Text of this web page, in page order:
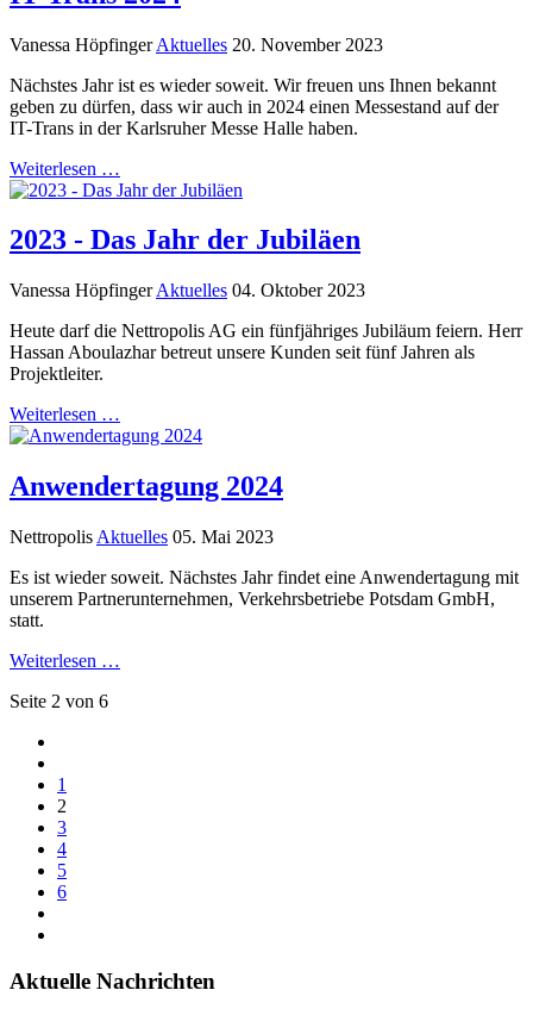
Vanessa Höpfinger Aktuelles 20. November 2023
Nächstes Jahr ist es wieder soweit. Wir freuen uns Ihnen bekannt
geben zu dürfen, dass wir auch in 2024 einen Messestand auf der
IT-Trans in der Karlsruher Messe Halle haben.
Weiterlesen …
2023 - Das Jahr der Jubiläen
Vanessa Höpfinger Aktuelles 04. Oktober 2023
Heute darf die Nettropolis AG ein fünfjähriges Jubiläum feiern. Herr
Hassan Aboulazhar betreut unsere Kunden seit fünf Jahren als
Projektleiter.
Weiterlesen …
Anwendertagung 2024
Nettropolis Aktuelles 05. Mai 2023
Es ist wieder soweit. Nächstes Jahr findet eine Anwendertagung mit
unserem Partnerunternehmen, Verkehrsbetriebe Potsdam GmbH,
statt.
Weiterlesen …
Seite 2 von 6
1
2
3
4
5
6
Aktuelle Nachrichten